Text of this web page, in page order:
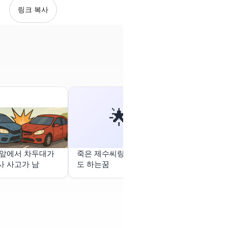
링크 복사
에서 차두대가
사고가 남
🌟
죽은 제수씨랑 성관계시
도 하는꿈